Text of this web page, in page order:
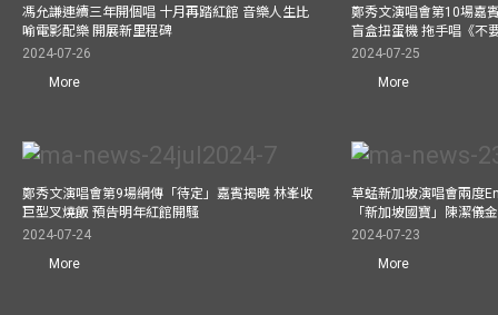
馮允謙連續三年開個唱 十月再踏紅館 音樂人生比
喻電影配樂 開展新里程碑
2024-07-26
More
鄭秀文演唱會第10場嘉
盲盒扭蛋機 拖手唱《不
2024-07-25
More
鄭秀文演唱會第9場網傳「待定」嘉賓揭曉 林峯收
巨型叉燒飯 預告明年紅館開騷
2024-07-24
More
草蜢新加坡演唱會兩度
「新加坡國寶」陳潔儀
2024-07-23
More